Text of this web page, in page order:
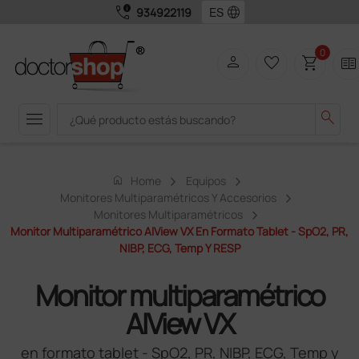
call_quality 934922119 language
menu search
person favorite_border shopping_cart0 two_pager
home Home
Equipos
Monitores Multiparamétricos Y Accesorios
Monitores Multiparamétricos
Monitor Multiparamétrico AIView VX En Formato Tablet - SpO2, PR,
NIBP, ECG, Temp Y RESP
Monitor multiparamétrico
AIView VX
en formato tablet - SpO2, PR, NIBP, ECG, Temp y